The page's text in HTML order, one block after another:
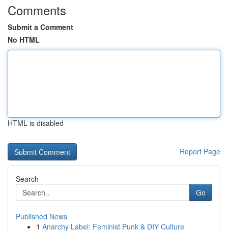
Comments
Submit a Comment
No HTML
HTML is disabled
Report Page
Search
Go
Published News
1 Anarchy Label: Feminist Punk & DIY Culture